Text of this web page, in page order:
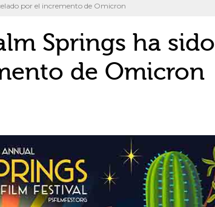
por el incremento de Omicron
Springs ha sido
de Omicron